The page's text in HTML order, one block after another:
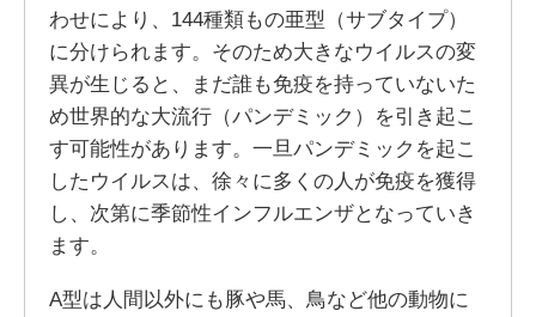
わせにより、144種類もの亜型（サブタイプ）
に分けられます。そのため大きなウイルスの変
異が生じると、まだ誰も免疫を持っていないた
め世界的な大流行（パンデミック）を引き起こ
す可能性があります。一旦パンデミックを起こ
したウイルスは、徐々に多くの人が免疫を獲得
し、次第に季節性インフルエンザとなっていき
ます。
A型は人間以外にも豚や馬、鳥など他の動物に